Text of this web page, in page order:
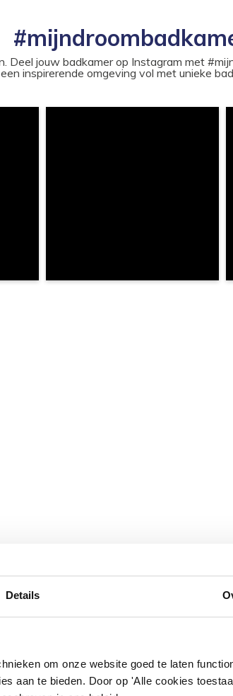
Details
om onze website goed te laten
aan te bieden. Door op 'Alle cookies
Deel jouw badkamer op Instagram met
inspirerende omgeving vol met unieke